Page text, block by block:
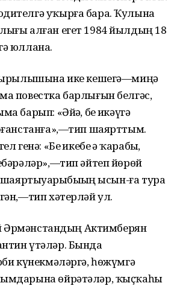
уҡырға бара. Ҡулына
алған егет 1984 йылдың 18
юллана.
ике кешегә—миңә
повестка барлығын белгәс,
барып: «Әйҙә, беҙ икәүгә
шаярттым.
генә: «Беҙ икебеҙ ҙә ҡарабыҙ,
әйтеп йөрөй
ысын-ға тура
хәтерләй ул.
Әрмәнстандың Актимберян
үтәләр. Бында
күнекмәләргә, һөжүмгә
өйрәтәләр, ҡыҫҡаһы